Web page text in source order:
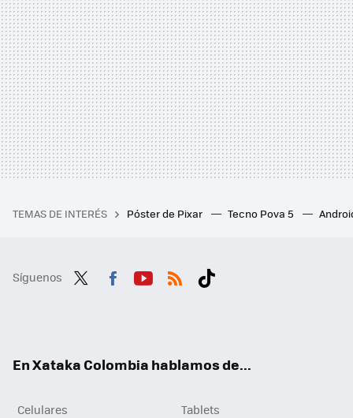
TEMAS DE INTERÉS Póster de Pixar Tecno Pova 5
Síguenos
En Xataka Colombia hablamos de...
Celulares
Tablets